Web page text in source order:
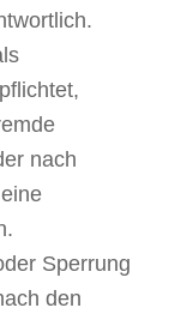
nach
Sperrung
den